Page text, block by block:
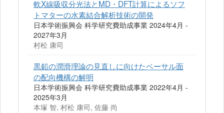
軟X線吸収分光法とMD・DFT計算によるソフ
トマターの水素結合解析技術の開発
日本学術振興会 科学研究費助成事業 2024年4月 -
2027年3月
村松 康司
黒鉛の潤滑理論の見直しに向けたベーサル面
の配向機構の解明
日本学術振興会 科学研究費助成事業 2022年4月 -
2025年3月
本塚 智, 村松 康司, 佐藤 尚